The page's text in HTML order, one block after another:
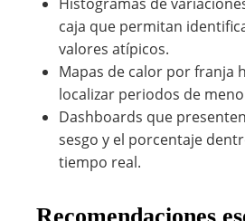
caja que permitan
valores atípicos.
Mapas de calor por franja
localizar periodos de
Dashboards que presenten
sesgo y el porcentaje
tiempo real.